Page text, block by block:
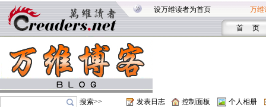
设万维读者为首页 万维
首 页
搜索>> 发表日志 控制面板 个人相册